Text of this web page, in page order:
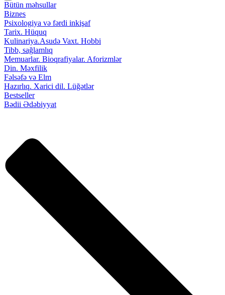
Bütün məhsullar
Biznes
Psixologiya və fərdi inkişaf
Tarix. Hüquq
Kulinariya.Asudə Vaxt. Hobbi
Tibb, sağlamlıq
Memuarlar. Bioqrafiyalar. Aforizmlər
Din. Məxfilik
Fəlsəfə və Elm
Hazırlıq. Xarici dil. Lüğətlər
Bestseller
Bədii Ədəbiyyat